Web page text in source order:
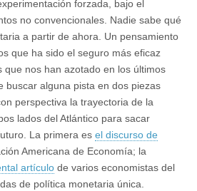
forzada, bajo el
no convencionales. Nadie sabe qué
a partir de ahora. Un pensamiento
que ha sido el seguro más eficaz
que nos han azotado en los últimos
buscar alguna pista en dos piezas
perspectiva la trayectoria de la
lados del Atlántico para sacar
La primera es el discurso de
Americana de Economía; la
artículo de varios economistas del
de política monetaria única.